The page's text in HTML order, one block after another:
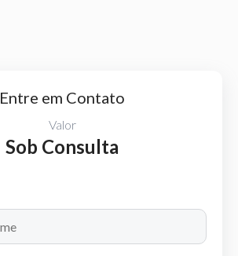
Entre em Contato
Valor
Sob Consulta